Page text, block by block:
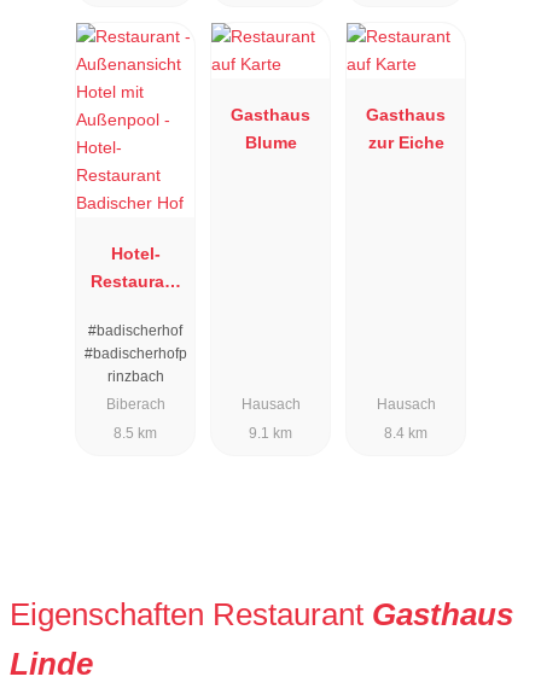
Hotel-
Restaurant
Hof
#badischerhof
#badischerhofp
rinzbach
Biberach
8.5 km
Gasthaus
Blume
Hausach
9.1 km
Gasthaus
zur Eiche
Hausach
8.4 km
Eigenschaften Restaurant Gasthaus
Linde